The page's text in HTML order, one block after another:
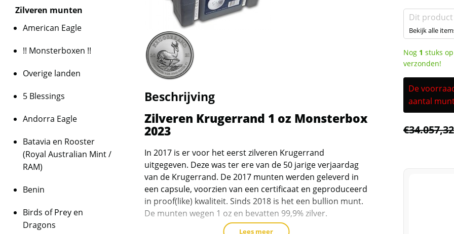
Beschrijving
Zilveren Krugerrand 1 oz Monsterbox
2023
In 2017 is er voor het eerst zilveren Krugerrand
uitgegeven. Deze was ter ere van de 50 jarige verjaardag
van de Krugerrand. De 2017 munten werden geleverd in
een capsule, voorzien van een certificaat en geproduceerd
in proof(like) kwaliteit. Sinds 2018 is het een bullion munt.
De munten wegen 1 oz en bevatten 99,9% zilver.
Lees meer
Dit product
Bekijk alle
Nog 1 stuks
verzonden!
De
aantal
€34.057,32
Zilveren munten
American Eagle
!! Monsterboxen !!
Overige landen
5 Blessings
Andorra Eagle
Batavia en Rooster
(Royal Australian Mint /
RAM)
Benin
Birds of Prey en
Dragons